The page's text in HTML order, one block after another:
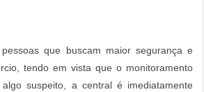
que buscam maior segurança e
tendo em vista que o monitoramento
suspeito, a central é imediatamente